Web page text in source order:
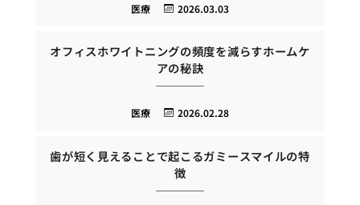
2026.03.03
医療
オフィスホワイトニングの頻度を減らすホームケ
アの秘訣
2026.02.28
医療
歯が短く見えることで起こるガミースマイルの特
徴